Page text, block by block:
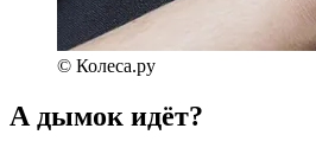
© Колеса.ру
А дымок идёт?